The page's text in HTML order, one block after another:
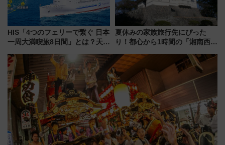
HIS「4つのフェリーで繋ぐ 日本
一周大満喫旅8日間」とは？天橋
の絶景＆限定グルメを網羅！煩
雑な手続きも不要でお手軽に楽
しめるプランが登場
夏休みの家族旅行先にぴった
り！都心から1時間の「湘南西エ
島とは異なる魅力を持つ今夏の
注目スポット